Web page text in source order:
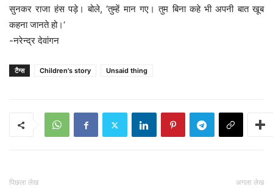
सुनकर राजा हंस पड़े। बोले, ‘तुम्हें मान गए। तुम बिना कहे भी अपनी बात खूब
कहना जानते हो।‘
-नरेन्द्र देवांगन
टैग्स Children's story Unsaid thing
पिछला लेख अगला लेख